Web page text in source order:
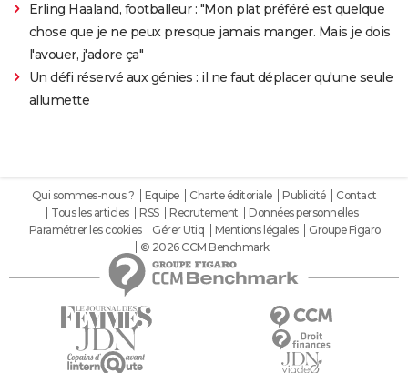
Erling Haaland, footballeur : "Mon plat préféré est quelque
chose que je ne peux presque jamais manger. Mais je dois
l'avouer, j'adore ça"
Un défi réservé aux génies : il ne faut déplacer qu'une seule
allumette
Qui sommes-nous ? Equipe Charte éditoriale Publicité
Contact
Tous les articles
RSS Recrutement
Données personnelles
Paramétrer les cookies
Gérer Utiq Mentions légales
Groupe Figaro
© 2026 CCM Benchmark